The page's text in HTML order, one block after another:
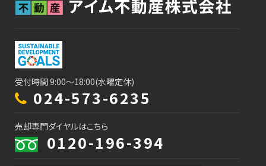
受付時間 9:00～18:00(水曜定休)
024-573-6235
売却専門ダイヤルはこちら
0120-196-394